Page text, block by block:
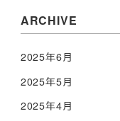
ARCHIVE
2025年6月
2025年5月
2025年4月